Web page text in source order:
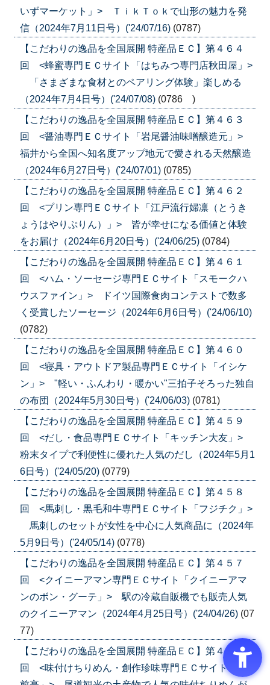
いずマーケット」> ＴｉｋＴｏｋで山形の魅力を発
信（2024年7月11日号）('24/07/16) (0787)
【こだわりの逸品を全国展開 特産品ＥＣ】第４６４
回 <蜂蜜専門ＥＣサイト「はちみつ専門店秋田屋」>
「さまざまな食材とのペアリング体験」楽しめる
（2024年7月4日号）('24/07/08) (0786 )
【こだわりの逸品を全国展開 特産品ＥＣ】第４６３
回 <醤油専門ＥＣサイト「岩尾醤油味噌醸造元」>
福井から全国へ知名度アップ地元で愛される天然醸造
（2024年6月27日号）('24/07/01) (0785)
【こだわりの逸品を全国展開 特産品ＥＣ】第４６２
回 <プリン専門ＥＣサイト「江戸流行婦凛（とうき
ょうはやりぷりん）」> 皆が幸せになる価値と体験
をお届け（2024年6月20日号）('24/06/25) (0784)
【こだわりの逸品を全国展開 特産品ＥＣ】第４６１
回 <ハム・ソーセージ専門ＥＣサイト「スモークハ
ウスファイン」> ドイツ国際食肉コンテストで数多
く受賞したソーセージ（2024年6月6日号）('24/06/10)
(0782)
【こだわりの逸品を全国展開 特産品ＥＣ】第４６０
回 <寝具・アウトドア製品専門ＥＣサイト「イシケ
ン」> "軽い・ふんわり・暖かい"三拍子そろった独自
の布団（2024年5月30日号）('24/06/03) (0781)
【こだわりの逸品を全国展開 特産品ＥＣ】第４５９
回 <だし・食品専門ＥＣサイト「キッチン大友」>
粉末タイプで利便性に優れた人気のだし（2024年5月1
6日号）('24/05/20) (0779)
【こだわりの逸品を全国展開 特産品ＥＣ】第４５８
回 <馬刺し・黒毛和牛専門ＥＣサイト「フジチク」>
馬刺しのセットが女性を中心に人気商品に（2024年
5月9日号）('24/05/14) (0778)
【こだわりの逸品を全国展開 特産品ＥＣ】第４５７
回 <クイニーアマン専門ＥＣサイト「クイニーアマ
ンのボン・グーテ」> 駅の冷蔵自販機でも販売人気
のクイニーアマン（2024年4月25日号）('24/04/26) (07
77)
【こだわりの逸品を全国展開 特産品ＥＣ】第４５６
回 <味付けちりめん・創作珍味専門ＥＣサイト「北